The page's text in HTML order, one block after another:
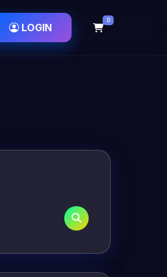
LOGIN
0